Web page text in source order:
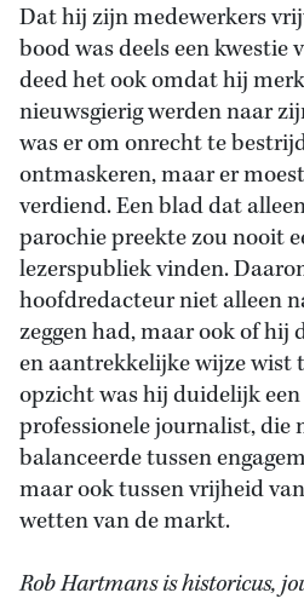
Dat hij zijn medewerkers
bood was deels een
deed het ook omdat hij
nieuwsgierig werden naar
was er om onrecht te
ontmaskeren, maar er
verdiend. Een blad dat
parochie preekte zou nooit
lezerspubliek vinden.
hoofdredacteur niet alleen
zeggen had, maar ook of hij
en aantrekkelijke wijze wist
opzicht was hij duidelijk
professionele journalist, die
balanceerde tussen
maar ook tussen vrijheid
wetten van de markt.
Rob Hartmans is historicus,